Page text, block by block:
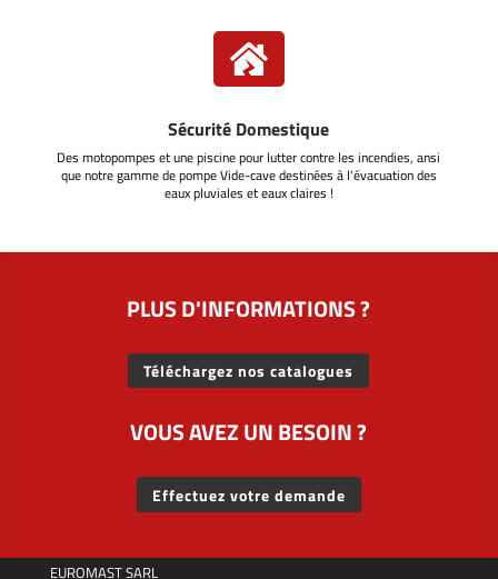

Sécurité Domestique
Des motopompes et une piscine pour lutter contre les incendies, ansi
que notre gamme de pompe Vide-cave destinées à l'évacuation des
eaux pluviales et eaux claires !
PLUS D'INFORMATIONS ?
Téléchargez nos catalogues
VOUS AVEZ UN BESOIN ?
Effectuez votre demande
EUROMAST SARL